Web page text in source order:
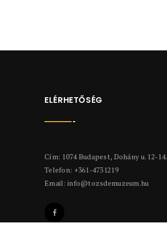
ELÉRHETŐSÉG
Cím: 1074 Budapest, Dohány u. 12-14.
Telefon: +361-4731219
Email: info@tozsdemuzeum.hu